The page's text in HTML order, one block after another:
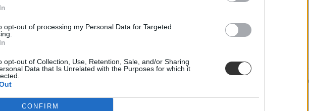
opt-out of processing my Personal Data for Targeted
opt-out of Collection, Use, Retention, Sale, and/or Sharing
Data that Is Unrelated with the Purposes for which it
CONFIRM
évben az Eötvös Loránd Tudományegyetemen a legmagasabb. A 2023-as felvételiben
felvettek pontátlagában azonban csak a negyedik lett az ELTE, a nyelvvizsgával felvett